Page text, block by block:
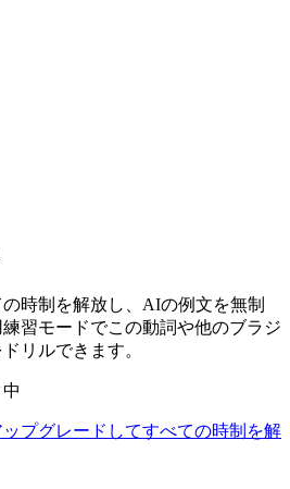
時制を解放し、AIの例文を無制
習モードでこの動詞や他のブラジ
リルできます。
ップグレードしてすべての時制を解